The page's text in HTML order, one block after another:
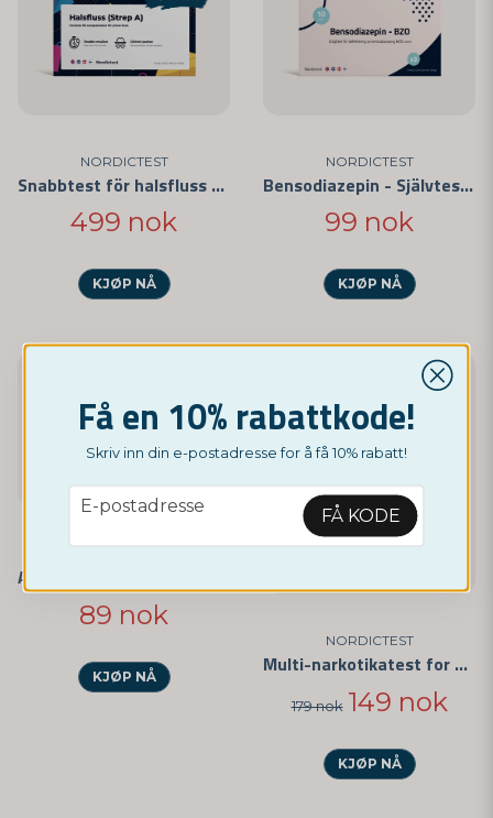
NORDICTEST
Snabbtest för halsfluss 5-pack
499 nok
KJØP NÅ
NORDICTEST
Bensodiazepin - Självtest 3-pack
99 nok
KJØP NÅ
89 nok
KJØP NÅ
NORDICTEST
Multi-narkotikatest for 6 Forskjellige Stoffer
179 nok 149 nok
KJØP NÅ
-17%
Få en 10% rabattkode!
Skriv inn din e-postadresse for å få 10% rabatt!
email
E-postadresse FÅ KODE